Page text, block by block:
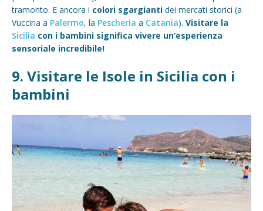
tramonto. E ancora i colori sgargianti dei mercati storici (a
Vucciria a Palermo, la Pescheria a Catania). Visitare la
Sicilia con i bambini significa vivere un’esperienza
sensoriale incredibile!
9. Visitare le Isole in Sicilia con i
bambini